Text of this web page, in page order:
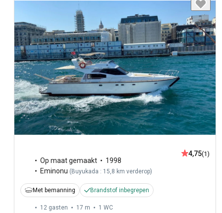
Op maat gemaakt
1998
Eminonu (Buyukada : 15,8 km verderop)
4,75(1)
Met bemanning Brandstof inbegrepen
12 gasten 17 m 1 WC